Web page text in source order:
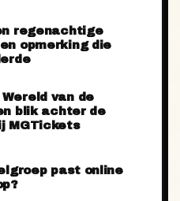
regenachtige
opmerking die
van de
blik achter de
MGTickets
past online